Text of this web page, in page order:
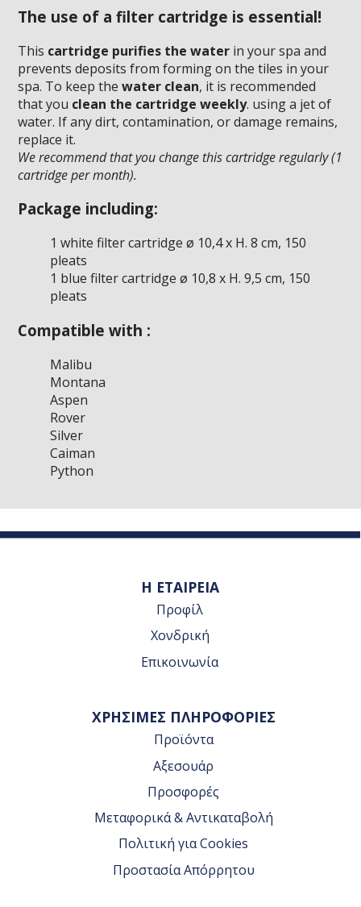
The use of a filter cartridge is essential!
This cartridge purifies the waterin your spa and
prevents deposits from forming on the tiles in your
spa. To keep the water clean, it is recommended
that you clean the cartridge weekly. using a jet of
water. If any dirt, contamination, or damage remains,
replace it.
We recommend that you change this cartridge regularly (1
cartridge per month).
Package including:
1 white filter cartridge ø 10,4 x H. 8 cm, 150
pleats
1 blue filter cartridge ø 10,8 x H. 9,5 cm, 150
pleats
Compatible with :
Malibu
Montana
Aspen
Rover
Silver
Caiman
Python
Η ΕΤΑΙΡΕΙΑ
Προφίλ
Χονδρική
Επικοινωνία
ΧΡΗΣΙΜΕΣ ΠΛΗΡΟΦΟΡΙΕΣ
Προϊόντα
Αξεσουάρ
Προσφορές
Μεταφορικά & Αντικαταβολή
Πολιτική για Cookies
Προστασία Απόρρητου